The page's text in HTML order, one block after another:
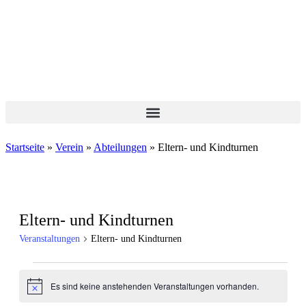
Startseite » Verein » Abteilungen » Eltern- und Kindturnen
Eltern- und Kindturnen
Veranstaltungen Eltern- und Kindturnen
HinweisEs sind keine anstehenden Veranstaltungen vorhanden.